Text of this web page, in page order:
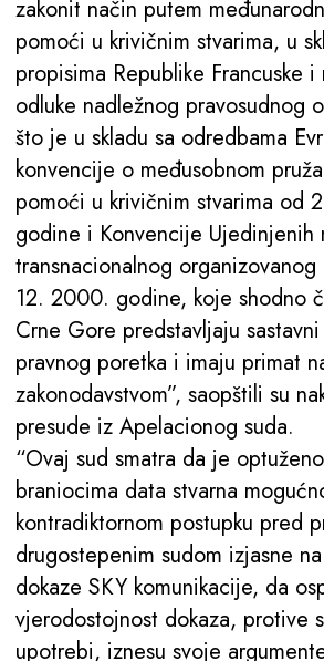
zakonit način putem
pomoći u krivičnim stvarima, u
propisima Republike Francuske i
odluke nadležnog pravosudnog
što je u skladu sa odredbama
konvencije o međusobnom
pomoći u krivičnim stvarima od
godine i Konvencije Ujedinjenih
transnacionalnog
12. 2000. godine, koje shodno
Crne Gore predstavljaju
pravnog poretka i imaju primat
zakonodavstvom”, saopštili su
presude iz Apelacionog suda.
“Ovaj sud smatra da je
braniocima data stvarna
kontradiktornom postupku pred
drugostepenim sudom izjasne
dokaze SKY komunikacije, da
vjerodostojnost dokaza, protive
upotrebi, iznesu svoje